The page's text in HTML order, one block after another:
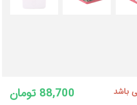
88,700 تومان باشد